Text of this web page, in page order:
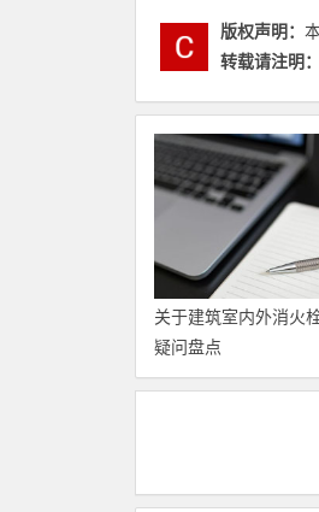
版权声明：
转载请注明：
关于建筑室内外消火
疑问盘点